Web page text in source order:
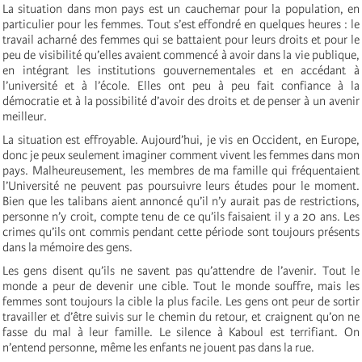
La situation dans mon pays est un cauchemar pour la population, en
particulier pour les femmes. Tout s’est effondré en quelques heures : le
travail acharné des femmes qui se battaient pour leurs droits et pour le
peu de visibilité qu’elles avaient commencé à avoir dans la vie publique,
en intégrant les institutions gouvernementales et en accédant à
l’université et à l’école. Elles ont peu à peu fait confiance à la
démocratie et à la possibilité d’avoir des droits et de penser à un avenir
meilleur.
La situation est effroyable. Aujourd’hui, je vis en Occident, en Europe,
donc je peux seulement imaginer comment vivent les femmes dans mon
pays. Malheureusement, les membres de ma famille qui fréquentaient
l’Université ne peuvent pas poursuivre leurs études pour le moment.
Bien que les talibans aient annoncé qu’il n’y aurait pas de restrictions,
personne n’y croit, compte tenu de ce qu’ils faisaient il y a 20 ans. Les
crimes qu’ils ont commis pendant cette période sont toujours présents
dans la mémoire des gens.
Les gens disent qu’ils ne savent pas qu’attendre de l’avenir. Tout le
monde a peur de devenir une cible. Tout le monde souffre, mais les
femmes sont toujours la cible la plus facile. Les gens ont peur de sortir
travailler et d’être suivis sur le chemin du retour, et craignent qu’on ne
fasse du mal à leur famille. Le silence à Kaboul est terrifiant. On
n’entend personne, même les enfants ne jouent pas dans la rue.